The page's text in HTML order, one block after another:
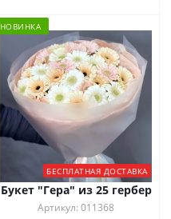
НОВИНКА
БЕСПЛАТНАЯ ДОСТАВКА
Букет "Гера" из 25 гербер
Артикул: 011368